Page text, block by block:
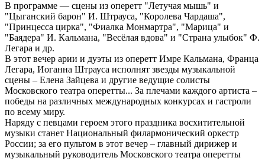
В программе — сцены из оперетт "Летучая мышь" и
"Цыганский барон" И. Штрауса, "Королева Чардаша",
"Принцесса цирка", "Фиалка Монмартра", "Марица" и
"Баядера" И. Кальмана, "Весёлая вдова" и "Страна улыбок" Ф.
Легара и др.
В этот вечер арии и дуэты из оперетт Имре Кальмана, Франца
Легара, Иоганна Штрауса исполнят звезды музыкальной
сцены – Елена Зайцева и другие ведущие солисты
Московского театра оперетты... За плечами каждого артиста –
победы на различных международных конкурсах и гастроли
по всему миру.
Наряду с певцами героем этого праздника восхитительной
музыки станет Национальный филармонический оркестр
России; за его пультом в этот вечер – главный дирижер и
музыкальный руководитель Московского театра оперетты